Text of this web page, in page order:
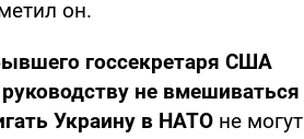
он.
госсекретаря США
не вмешиваться
Украину в НАТО не могут